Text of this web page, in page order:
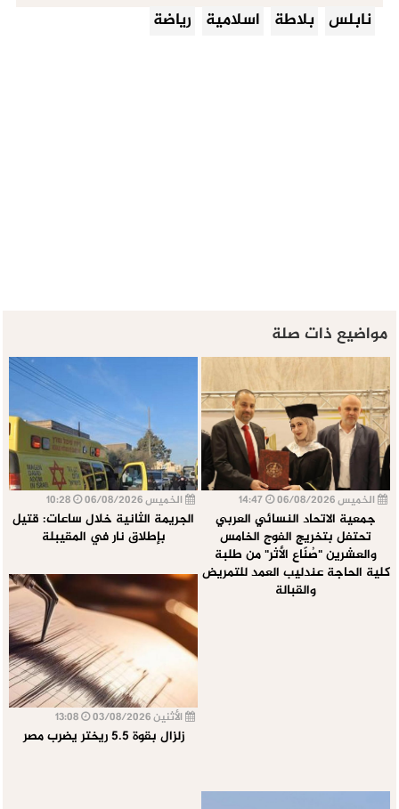
نابلس بلاطة اسلامية رياضة
مواضيع ذات صلة
الخميس 06/08/2026
جمعية الاتحاد النسائي العربي
تحتفل بتخريج الفوج الخامس
والعشرين "صُنّاع الأثر" من طلبة
كلية الحاجة عندليب العمد للتمريض
والقبالة
الخميس 06/08/2026
الجريمة الثانية خلال ساعات: قتيل
بإطلاق نار في المقيبلة
الأثنين 03/08/2026
زلزال بقوة 5.5 ريختر يضرب مصر